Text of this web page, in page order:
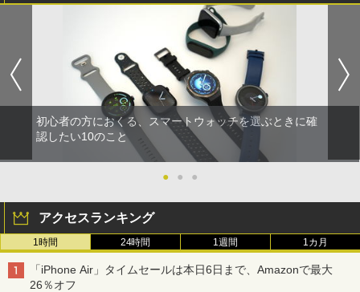
初心者の方におくる、スマートウォッチを選ぶときに確
認したい10のこと
● ● ●
アクセスランキング
1時間 24時間 1週間 1カ月
「iPhone Air」タイムセールは本日6日まで、Amazonで最大
26％オフ